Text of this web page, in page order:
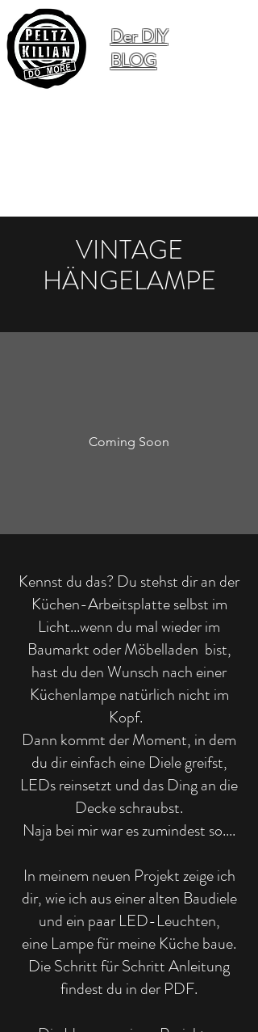
Der DIY
BLOG
VINTAGE
HÄNGELAMPE
Coming Soon
Kennst du das? Du stehst dir an der
Küchen-Arbeitsplatte selbst im
Licht...wenn du mal wieder im
Baumarkt oder Möbelladen bist,
hast du den Wunsch nach einer
Küchenlampe natürlich nicht im
Kopf.
Dann kommt der Moment, in dem
du dir einfach eine Diele greifst,
LEDs reinsetzt und das Ding an die
Decke schraubst.
Naja bei mir war es zumindest so....
In meinem neuen Projekt zeige ich
dir, wie ich aus einer alten Baudiele
und ein paar LED-Leuchten,
eine Lampe für meine Küche baue.
Die Schritt für Schritt Anleitung
findest du in der PDF.